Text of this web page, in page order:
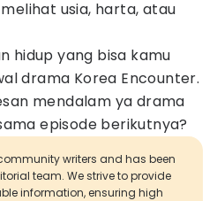
usia, harta, atau
hidup yang bisa kamu
drama Korea Encounter.
mendalam ya drama
episode berikutnya?
writers and has been
team. We strive to provide
information, ensuring high